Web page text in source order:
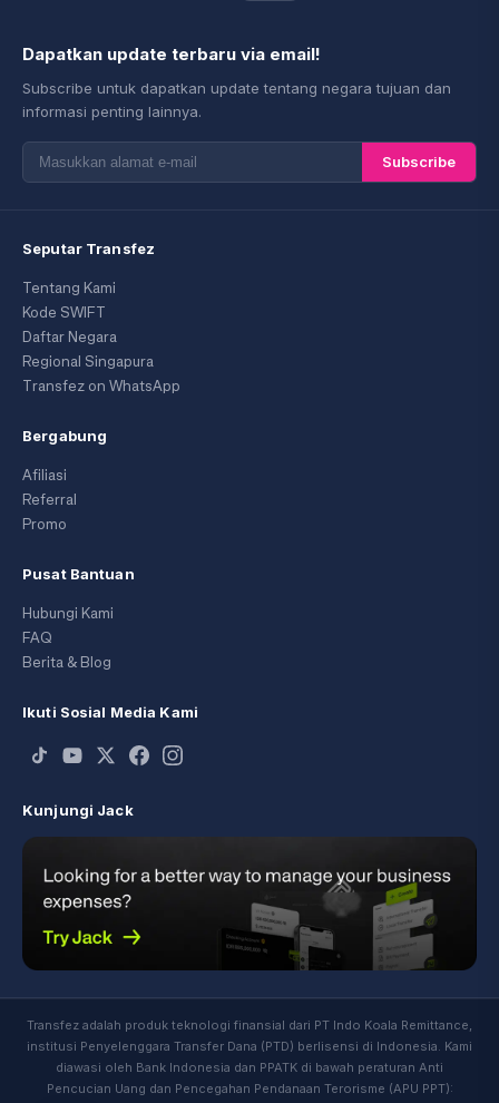
Dapatkan update terbaru via email!
Subscribe untuk dapatkan update tentang negara tujuan dan
informasi penting lainnya.
Subscribe
Seputar Transfez
Tentang Kami
Kode SWIFT
Daftar Negara
Regional Singapura
Transfez on WhatsApp
Bergabung
Afiliasi
Referral
Promo
Pusat Bantuan
Hubungi Kami
FAQ
Berita & Blog
Ikuti Sosial Media Kami
Kunjungi Jack
Transfez adalah produk teknologi finansial dari PT Indo Koala Remittance,
institusi Penyelenggara Transfer Dana (PTD) berlisensi di Indonesia. Kami
diawasi oleh Bank Indonesia dan PPATK di bawah peraturan Anti
Pencucian Uang dan Pencegahan Pendanaan Terorisme (APU PPT):